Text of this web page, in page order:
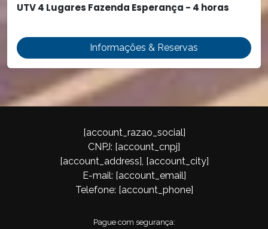
UTV 4 Lugares Fazenda Esperança - 4 horas
Informações & Reservas
[account_razao_social]
CNPJ: [account_cnpj]
[account_address], [account_city]
E-mail: [account_email]
Telefone: [account_phone]
Pague com segurança: